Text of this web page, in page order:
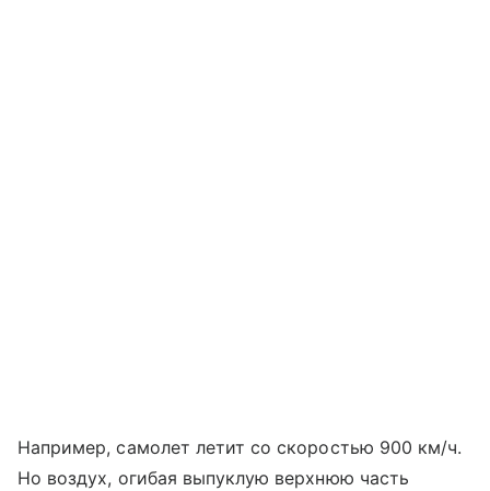
Например, самолет летит со скоростью 900 км/ч.
Но воздух, огибая выпуклую верхнюю часть